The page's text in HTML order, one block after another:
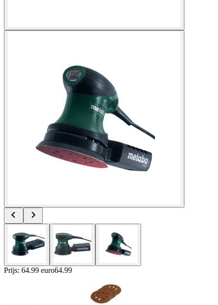
Prijs: 64.99 euro64.99